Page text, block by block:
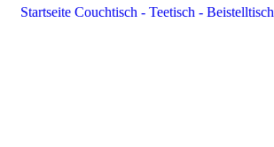
Startseite Couchtisch - Teetisch - Beistelltisch